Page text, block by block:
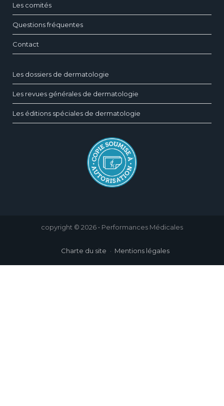
Les comités
Questions fréquentes
Contact
Les dossiers de dermatologie
Les revues générales de dermatologie
Les éditions spéciales de dermatologie
copyright © 2026 • Performances Médicales
Charte du site Mentions légales